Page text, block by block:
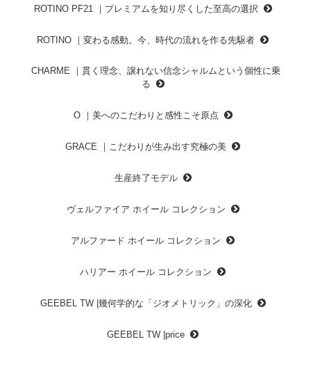
ROTINO PF21 ｜プレミアムを知り尽くした至高の選択
ROTINO ｜変わる感動。今、時代の流れを作る先駆者
CHARME ｜貫く理念、譲れない信念シャルムという個性に乗
る
O ｜美へのこだわりと感性こそ原点
GRACE ｜こだわりが生み出す究極の美
生産終了モデル
ヴェルファイア ホイール コレクション
アルファード ホイール コレクション
ハリアー ホイール コレクション
GEEBEL TW |幾何学的な「ジオメトリック」の深化
GEEBEL TW |price